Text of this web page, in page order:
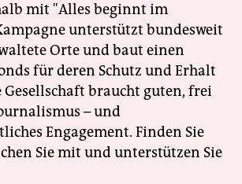
mit "Alles beginnt im
unterstützt bundesweit
Orte und baut einen
für deren Schutz und Erhalt
Gesellschaft braucht guten, frei
– und
Engagement. Finden Sie
Sie mit und unterstützen Sie